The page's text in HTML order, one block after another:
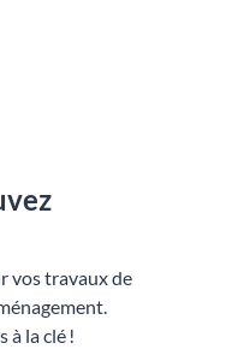
vos travaux de
à la clé !